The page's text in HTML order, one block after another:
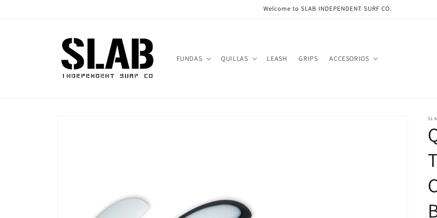
Welcome to SLAB INDEPENDENT SURF CO.
FUNDAS QUILLAS LEASH GRIPS ACCESORIOS